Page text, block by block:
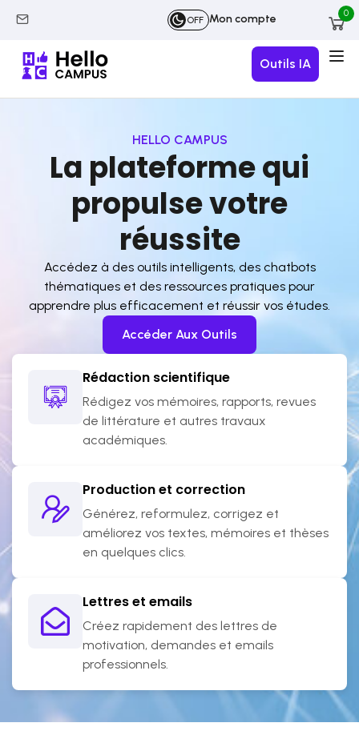
OFF Mon compte 0
Outils IA
HELLO CAMPUS
La plateformequi
propulsevotre
réussite
Accédez à des outils intelligents, des chatbots
thématiques et des ressources pratiques pour
apprendre plus efficacement et réussir vos études.
Accéder Aux Outils
Rédaction scientifique
Rédigez vos mémoires, rapports, revues
de littérature et autres travaux
académiques.
Production et correction
Générez, reformulez, corrigez et
améliorez vos textes, mémoires et thèses
en quelques clics.
Lettres et emails
Créez rapidement des lettres de
motivation, demandes et emails
professionnels.